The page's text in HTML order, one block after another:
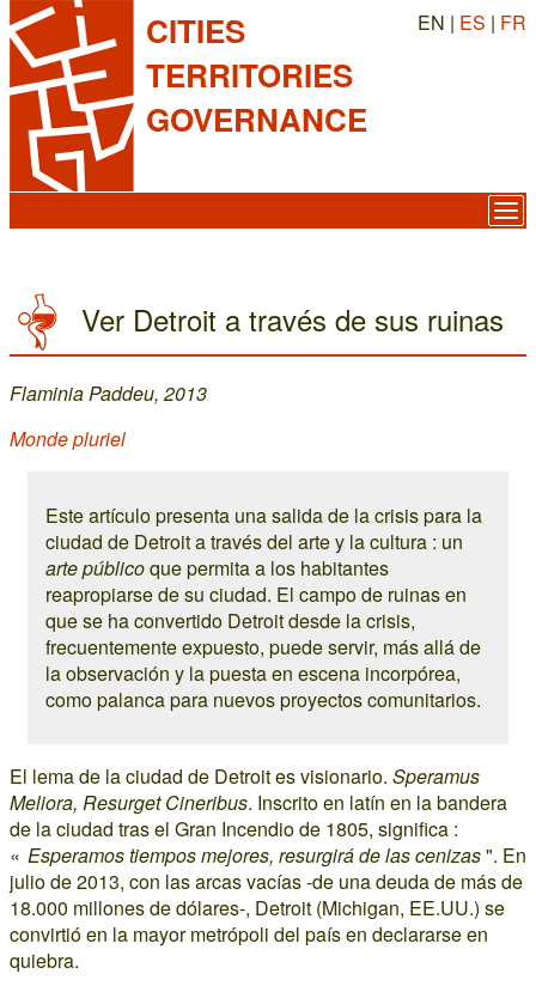
CITIES
TERRITORIES
GOVERNANCE
EN | ES | FR
Ver Detroit a través de sus ruinas
Flaminia Paddeu, 2013
Monde pluriel
Este artículo presenta una salida de la crisis para la
ciudad de Detroit a través del arte y la cultura : un
arte públicoque permita a los habitantes
reapropiarse de su ciudad. El campo de ruinas en
que se ha convertido Detroit desde la crisis,
frecuentemente expuesto, puede servir, más allá de
la observación y la puesta en escena incorpórea,
como palanca para nuevos proyectos comunitarios.
El lema de la ciudad de Detroit es visionario. Speramus
Meliora, Resurget Cineribus. Inscrito en latín en la bandera
de la ciudad tras el Gran Incendio de 1805, significa :
« Esperamos tiempos mejores, resurgirá de las cenizas". En
julio de 2013, con las arcas vacías -de una deuda de más de
18.000 millones de dólares-, Detroit (Michigan, EE.UU.) se
convirtió en la mayor metrópoli del país en declararse en
quiebra.